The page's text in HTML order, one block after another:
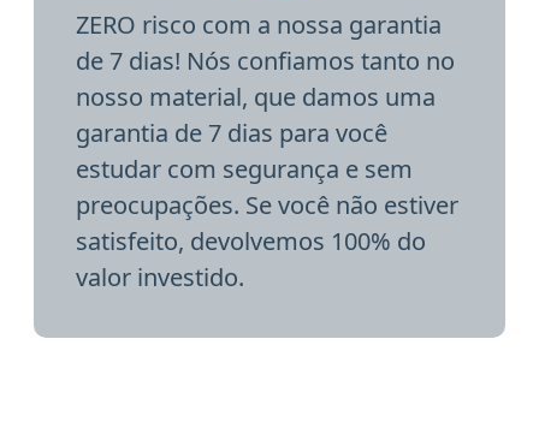
ZERO risco com a nossa garantia
de 7 dias! Nós confiamos tanto no
nosso material, que damos uma
garantia de 7 dias para você
estudar com segurança e sem
preocupações. Se você não estiver
satisfeito, devolvemos 100% do
valor investido.